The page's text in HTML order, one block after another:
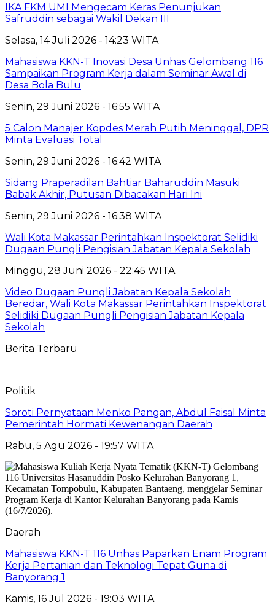
IKA FKM UMI Mengecam Keras Penunjukan
Safruddin sebagai Wakil Dekan III
Selasa, 14 Juli 2026 - 14:23 WITA
Mahasiswa KKN-T Inovasi Desa Unhas Gelombang 116
Sampaikan Program Kerja dalam Seminar Awal di
Desa Bola Bulu
Senin, 29 Juni 2026 - 16:55 WITA
5 Calon Manajer Kopdes Merah Putih Meninggal, DPR
Minta Evaluasi Total
Senin, 29 Juni 2026 - 16:42 WITA
Sidang Praperadilan Bahtiar Baharuddin Masuki
Babak Akhir, Putusan Dibacakan Hari Ini
Senin, 29 Juni 2026 - 16:38 WITA
Wali Kota Makassar Perintahkan Inspektorat Selidiki
Dugaan Pungli Pengisian Jabatan Kepala Sekolah
Minggu, 28 Juni 2026 - 22:45 WITA
Video Dugaan Pungli Jabatan Kepala Sekolah
Beredar, Wali Kota Makassar Perintahkan Inspektorat
Selidiki Dugaan Pungli Pengisian Jabatan Kepala
Sekolah
Berita Terbaru
Politik
Soroti Pernyataan Menko Pangan, Abdul Faisal Minta
Pemerintah Hormati Kewenangan Daerah
Rabu, 5 Agu 2026 - 19:57 WITA
Daerah
Mahasiswa KKN-T 116 Unhas Paparkan Enam Program
Kerja Pertanian dan Teknologi Tepat Guna di
Banyorang 1
Kamis, 16 Jul 2026 - 19:03 WITA